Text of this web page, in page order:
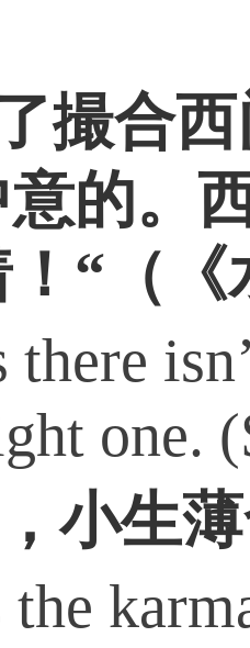
撮合
的。
“（
there
one.
小生
the